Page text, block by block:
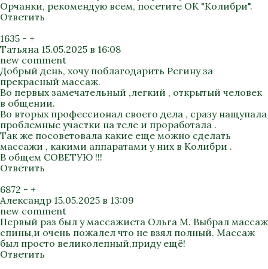
Орчанки, рекомендую всем, посетите ОК "Колибри".
Ответить
1635 - +
Татьяна 15.05.2025 в 16:08
new comment
Добрый день, хочу поблагодарить Регину за
прекрасный массаж.
Во первых замечательный ,легкий , открытый человек
в общении.
Во вторых профессионал своего дела , сразу нащупала
проблемные участки на теле и проработала .
Так же посоветовала какие еще можно сделать
массажи , какими аппаратами у них в Колибри .
В общем СОВЕТУЮ !!!
Ответить
6872 - +
Александр 15.05.2025 в 13:09
new comment
Первый раз был у массажиста Ольга М. Выбрал массаж
спины,и очень пожалел что не взял полный. Массаж
был просто великолепный,приду ещё!
Ответить